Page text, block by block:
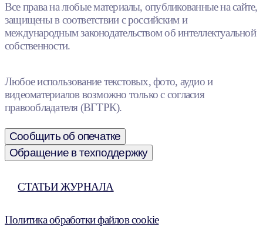
Все права на любые материалы, опубликованные на сайте,
защищены в соответствии с российским и
международным законодательством об интеллектуальной
собственности.
Любое использование текстовых, фото, аудио и
видеоматериалов возможно только с согласия
правообладателя (ВГТРК).
Сообщить об опечатке
Обращение в техподдержку
СТАТЬИ ЖУРНАЛА
Политика обработки файлов cookie